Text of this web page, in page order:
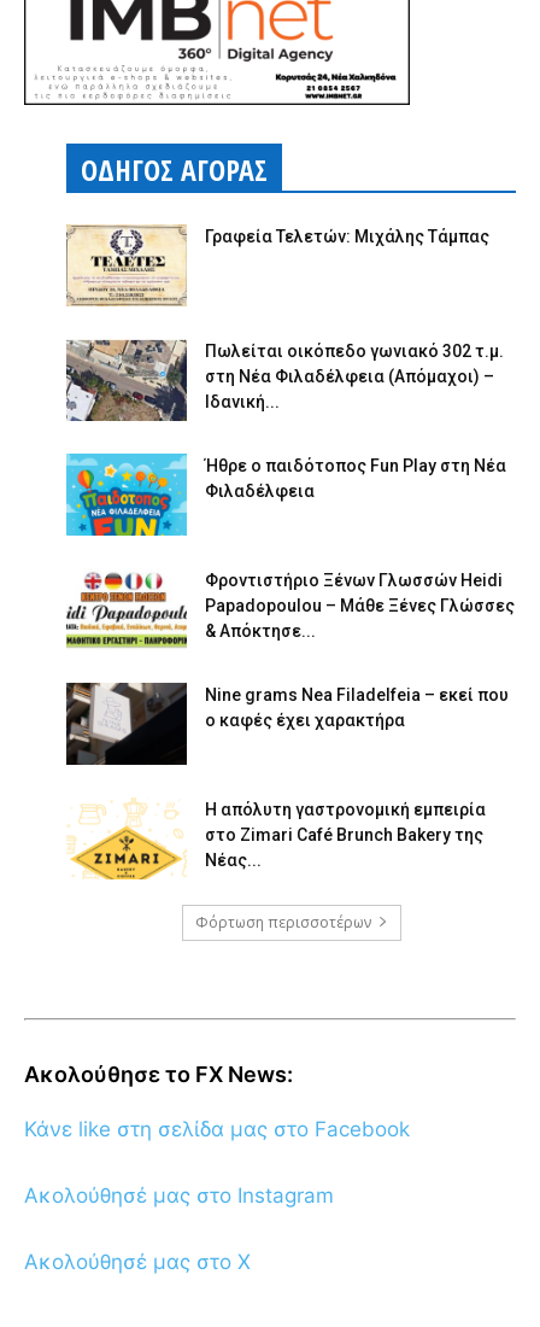
ΟΔΗΓΟΣ ΑΓΟΡΑΣ
Γραφεία Τελετών: Μιχάλης Τάμπας
Πωλείται οικόπεδο γωνιακό 302 τ.μ.
στη Νέα Φιλαδέλφεια (Απόμαχοι) –
Ιδανική...
Ήθρε ο παιδότοπος Fun Play στη Νέα
Φιλαδέλφεια
Φροντιστήριο Ξένων Γλωσσών Heidi
Papadopoulou – Μάθε Ξένες Γλώσσες
& Απόκτησε...
Nine grams Nea Filadelfeia – εκεί που
ο καφές έχει χαρακτήρα
Η απόλυτη γαστρονομική εμπειρία
στο Zimari Café Brunch Bakery της
Νέας...
Φόρτωση περισσοτέρων
Ακολούθησε το FX News:
Κάνε like στη σελίδα μας στο Facebook
Ακολούθησέ μας στο Instagram
Ακολούθησέ μας στο X